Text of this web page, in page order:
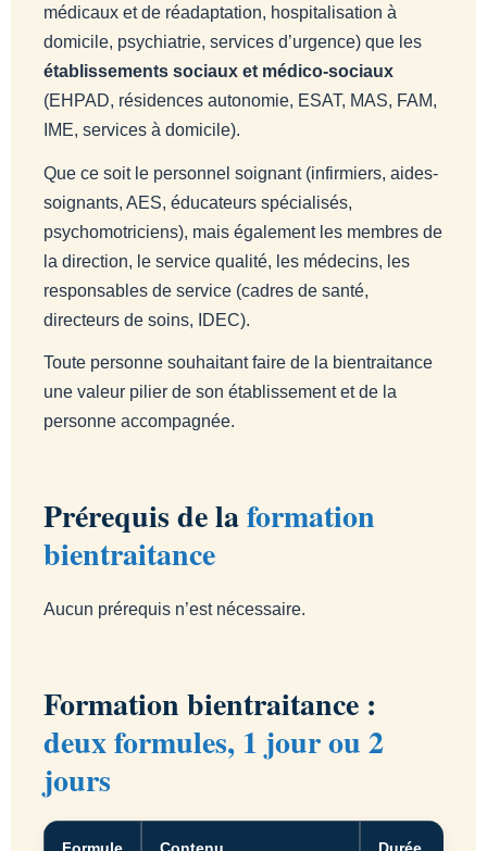
médicaux et de réadaptation, hospitalisation à
domicile, psychiatrie, services d’urgence) que les
établissements sociaux et médico-sociaux
(EHPAD, résidences autonomie, ESAT, MAS, FAM,
IME, services à domicile).
Que ce soit le personnel soignant (infirmiers, aides-
soignants, AES, éducateurs spécialisés,
psychomotriciens), mais également les membres de
la direction, le service qualité, les médecins, les
responsables de service (cadres de santé,
directeurs de soins, IDEC).
Toute personne souhaitant faire de la bientraitance
une valeur pilier de son établissement et de la
personne accompagnée.
Prérequis de laformation
bientraitance
Aucun prérequis n’est nécessaire.
Formation bientraitance :
deux formules, 1 jour ou 2
jours
Formule Contenu Durée